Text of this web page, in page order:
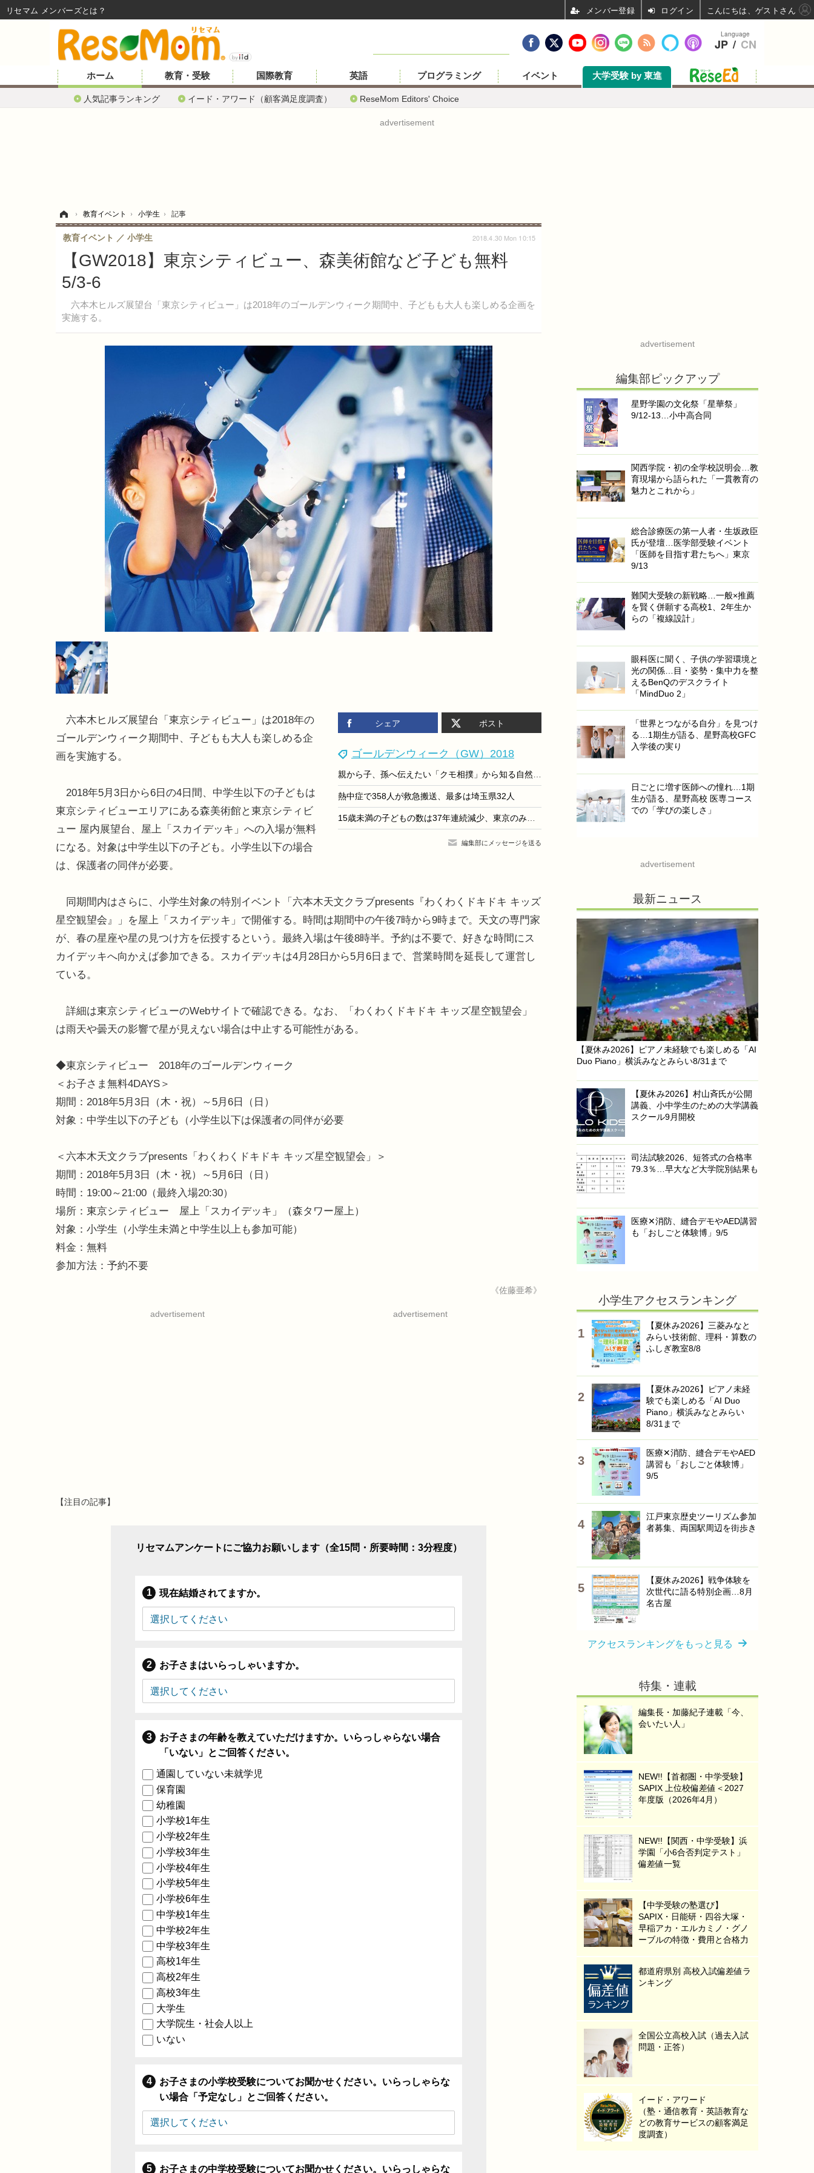
ホーム
人気記事ランキング イード・アワード（顧客満足度調査） ReseMom Editors' Choice
教育・受験 国際教育 英語 プログラミング イベント 大学受験 by 東進
advertisement
› 教育イベント › 小学生 › 記事
【GW2018】東京シティビュー、森美術館など子ども無料
5/3-6
六本木ヒルズ展望台「東京シティビュー」は2018年のゴールデンウィーク期間中、子どもも大人も楽しめる企画を
実施する。
教育イベント 小学生 2018.4.30 Mon 10:15
シェア ポスト
ゴールデンウィーク（GW）2018
親から子、孫へ伝えたい「クモ相撲」から知る自然の面白さと大切さ
熱中症で358人が救急搬送、最多は埼玉県32人
15歳未満の子どもの数は37年連続減少、東京のみ増加
編集部にメッセージを送る
六本木ヒルズ展望台「東京シティビュー」は2018年の
ゴールデンウィーク期間中、子どもも大人も楽しめる企
画を実施する。
2018年5月3日から6日の4日間、中学生以下の子どもは
東京シティビューエリアにある森美術館と東京シティビ
ュー 屋内展望台、屋上「スカイデッキ」への入場が無料
になる。対象は中学生以下の子ども。小学生以下の場合
は、保護者の同伴が必要。
同期間内はさらに、小学生対象の特別イベント「六本木天文クラブpresents『わくわくドキドキ キッズ
星空観望会』」を屋上「スカイデッキ」で開催する。時間は期間中の午後7時から9時まで。天文の専門家
が、春の星座や星の見つけ方を伝授するという。最終入場は午後8時半。予約は不要で、好きな時間にス
カイデッキへ向かえば参加できる。スカイデッキは4月28日から5月6日まで、営業時間を延長して運営し
ている。
詳細は東京シティビューのWebサイトで確認できる。なお、「わくわくドキドキ キッズ星空観望会」
は雨天や曇天の影響で星が見えない場合は中止する可能性がある。
◆東京シティビュー 2018年のゴールデンウィーク
＜お子さま無料4DAYS＞
期間：2018年5月3日（木・祝）～5月6日（日）
対象：中学生以下の子ども（小学生以下は保護者の同伴が必要
＜六本木天文クラブpresents「わくわくドキドキ キッズ星空観望会」＞
期間：2018年5月3日（木・祝）～5月6日（日）
時間：19:00～21:00（最終入場20:30）
場所：東京シティビュー 屋上「スカイデッキ」（森タワー屋上）
対象：小学生（小学生未満と中学生以上も参加可能）
料金：無料
参加方法：予約不要
《佐藤亜希》
advertisement advertisement
【注目の記事】
リセマムアンケートにご協力お願いします（全15問・所要時間：3分程度）
現在結婚されてますか。
お子さまはいらっしゃいますか。
お子さまの年齢を教えていただけますか。いらっしゃらない場合
「いない」とご回答ください。
通園していない未就学児
保育園
幼稚園
小学校1年生
小学校2年生
小学校3年生
小学校4年生
小学校5年生
小学校6年生
中学校1年生
中学校2年生
中学校3年生
高校1年生
高校2年生
高校3年生
大学生
大学院生・社会人以上
いない
お子さまの小学校受験についてお聞かせください。いらっしゃらな
い場合「予定なし」とご回答ください。
お子さまの中学校受験についてお聞かせください。いらっしゃらな
advertisement
編集部ピックアップ
星野学園の文化祭「星華祭」
9/12-13…小中高合同
関西学院・初の全学校説明会…教
育現場から語られた「一貫教育の
魅力とこれから」
総合診療医の第一人者・生坂政臣
氏が登壇…医学部受験イベント
「医師を目指す君たちへ」東京
9/13
難関大受験の新戦略…一般×推薦
を賢く併願する高校1、2年生か
らの「複線設計」
眼科医に聞く、子供の学習環境と
光の関係…目・姿勢・集中力を整
えるBenQのデスクライト
「MindDuo 2」
「世界とつながる自分」を見つけ
る…1期生が語る、星野高校GFC
入学後の実り
日ごとに増す医師への憧れ…1期
生が語る、星野高校 医専コース
での「学びの楽しさ」
advertisement
最新ニュース
【夏休み2026】ピアノ未経験でも楽しめる「AI
Duo Piano」横浜みなとみらい8/31まで
【夏休み2026】村山斉氏が公開
講義、小中学生のための大学講義
スクール9月開校
司法試験2026、短答式の合格率
79.3％…早大など大学院別結果も
医療✕消防、縫合デモやAED講習
も「おしごと体験博」9/5
小学生アクセスランキング
【夏休み2026】三菱みなと
みらい技術館、理科・算数の
ふしぎ教室8/8
【夏休み2026】ピアノ未経
験でも楽しめる「AI Duo
Piano」横浜みなとみらい
8/31まで
医療✕消防、縫合デモやAED
講習も「おしごと体験博」
9/5
江戸東京歴史ツーリズム参加
者募集、両国駅周辺を街歩き
【夏休み2026】戦争体験を
次世代に語る特別企画…8月
名古屋
アクセスランキングをもっと見る
特集・連載
編集長・加藤紀子連載「今、
会いたい人」
NEW!!【首都圏・中学受験】
SAPIX 上位校偏差値＜2027
年度版（2026年4月）
NEW!!【関西・中学受験】浜
学園「小6合否判定テスト」
偏差値一覧
【中学受験の塾選び】
SAPIX・日能研・四谷大塚・
早稲アカ・エルカミノ・グノ
ーブルの特徴・費用と合格力
都道府県別 高校入試偏差値ラ
ンキング
全国公立高校入試（過去入試
問題・正答）
イード・アワード
（塾・通信教育・英語教育な
どの教育サービスの顧客満足
度調査）
Language
JP / CN
リセマム メンバーズ ログイン こんにちは、ゲストさん